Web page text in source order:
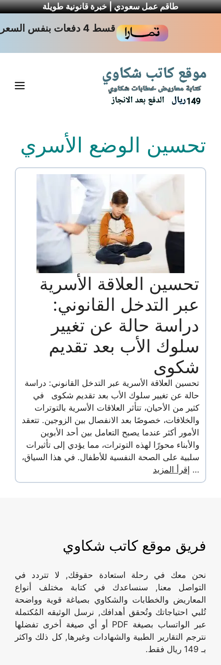
طاقم عمل سعودي | خبرة قانونية طويلة
قسط 4 دفعات بنفس السعر
تحسين الوضع الأسري
تحسين العلاقة الأسرية
عبر التدخل القانوني:
دراسة حالة عن تغيير
سلوك الأب بعد تقديم
شكوى
تحسين العلاقة الأسرية عبر التدخل القانوني: دراسة
حالة عن تغيير سلوك الأب بعد تقديم شكوى في
كثير من الأحيان، تتأثر العلاقات الأسرية بالتوترات
والخلافات، خصوصًا بعد الانفصال بين الزوجين. تتعقد
الأمور أكثر عندما يصبح التعامل بين أحد الأبوين
والأبناء محورًا لهذه التوترات، مما يؤدي إلى تأثيرات
سلبية على الصحة النفسية للأطفال. في هذا السياق،
… إقرأ المزيد
فريق موقع كاتب شكاوي
نحن معك في رحلة استعادة حقوقك, لا تتردد في
التواصل معنا, سنساعدك في كتابة مختلف أنواع
المعاريض والخطابات والشكاوي بصياغة قوية وواضحة
تُلبي احتياجاتك وتُحقق أهدافك, نرسل الوثيقه المُكتملة
عبر الواتساب بصيغة PDF أو أي صيغة أخرى تفضلها
نترجم التقارير الطبية والشهادات وغيرها, كل ذلك واكثر
بـ 149 ريال فقط.